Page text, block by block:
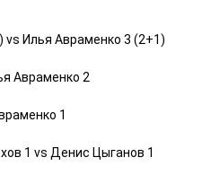
vs Илья Авраменко 3 (2+1)
Авраменко 2
1
1 vs Денис Цыганов 1